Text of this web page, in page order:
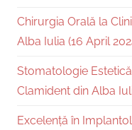
Chirurgia Orală la
Alba Iulia (16 April
Stomatologie
Clamident din Alba
Excelență în